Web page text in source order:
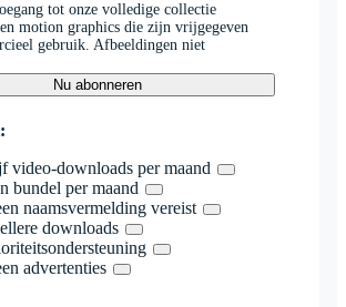
tot onze volledige collectie
motion graphics die zijn vrijgegeven
gebruik. Afbeeldingen niet
Nu abonneren
video-downloads per maand
bundel per maand
naamsvermelding vereist
downloads
advertenties